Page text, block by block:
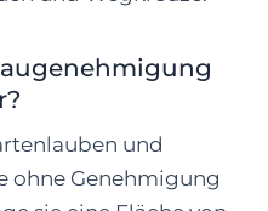
und
ohne Genehmigung